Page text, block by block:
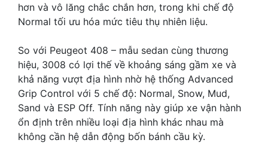
hơn và vô lăng chắc chắn hơn, trong khi chế độ
Normal tối ưu hóa mức tiêu thụ nhiên liệu.
So với Peugeot 408 – mẫu sedan cùng thương
hiệu, 3008 có lợi thế về khoảng sáng gầm xe và
khả năng vượt địa hình nhờ hệ thống Advanced
Grip Control với 5 chế độ: Normal, Snow, Mud,
Sand và ESP Off. Tính năng này giúp xe vận hành
ổn định trên nhiều loại địa hình khác nhau mà
không cần hệ dẫn động bốn bánh cầu kỳ.